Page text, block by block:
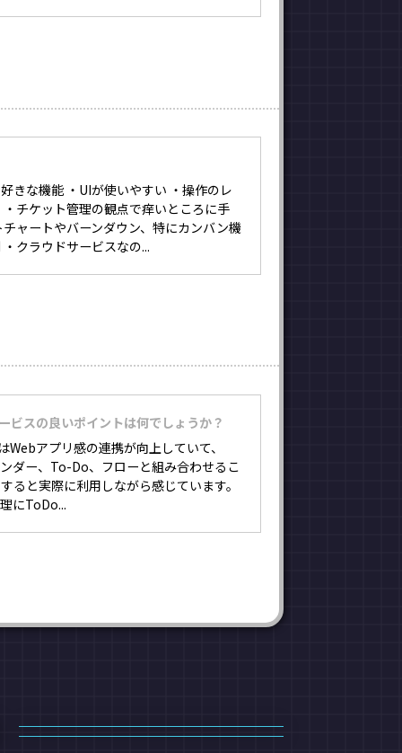
きな機能 ・UIが使いやすい ・操作のレ
チケット管理の観点で痒いところに手
ャートやバーンダウン、特にカンバン機
クラウドサービスなの...
ビスの良いポイントは何でしょうか？
Webアプリ感の連携が向上していて、
ダー、To-Do、フローと組み合わせるこ
ると実際に利用しながら感じています。
にToDo...